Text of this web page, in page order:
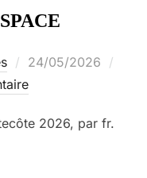
Publié
le
24/05/2026
2026, par fr.